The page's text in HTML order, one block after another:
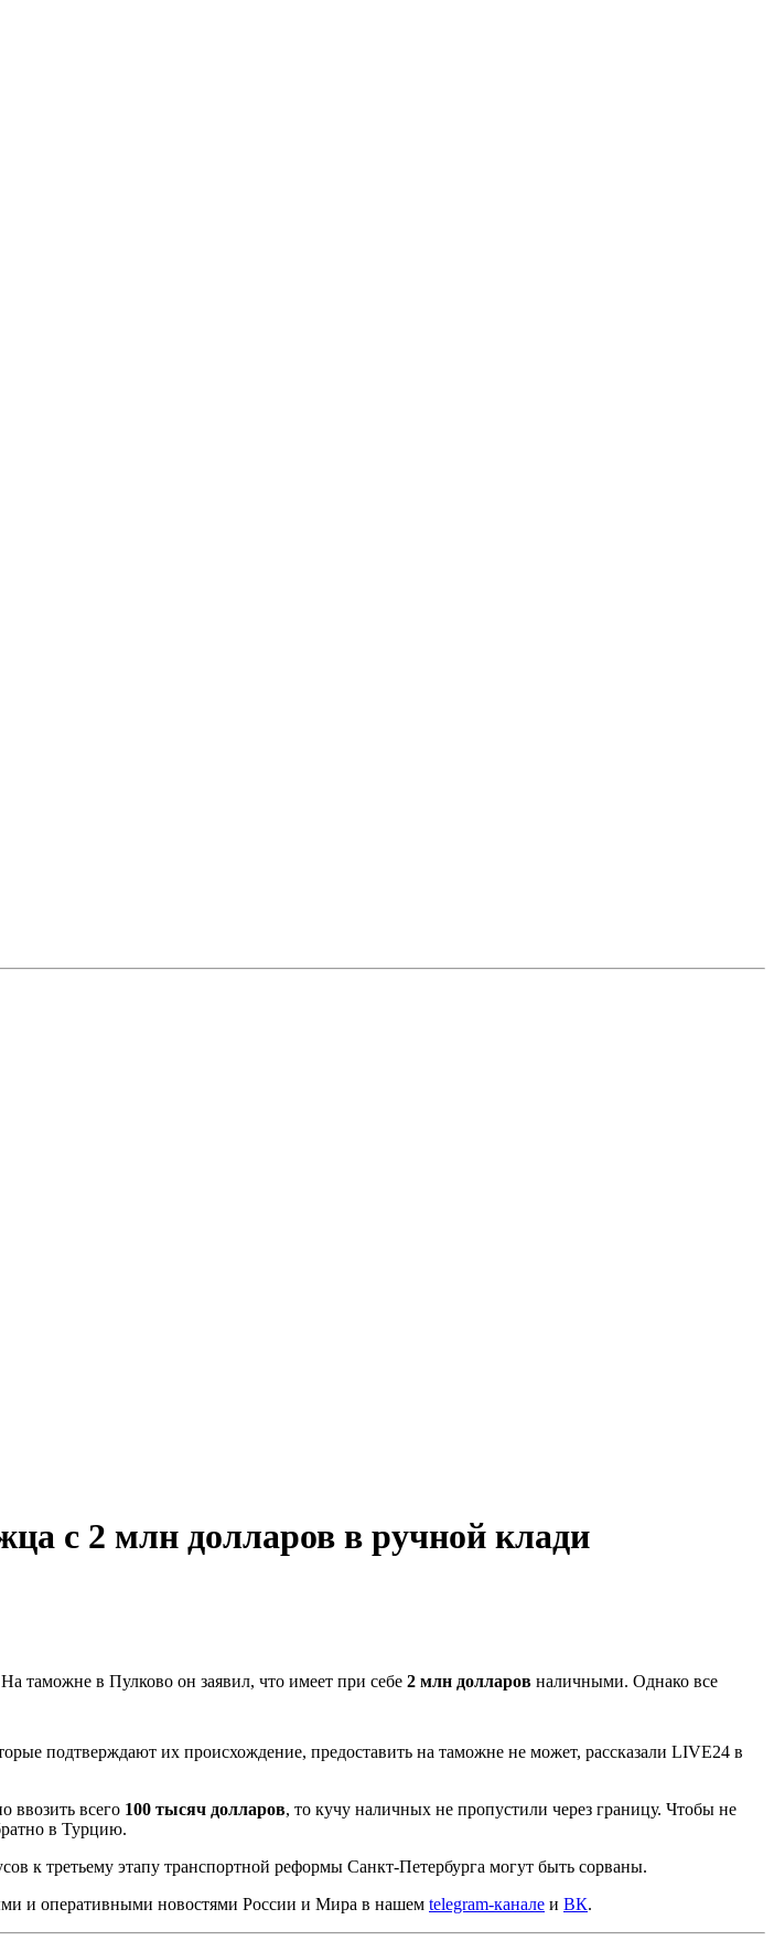
с 2 млн долларов в ручной клади
таможне в Пулково он заявил, что имеет при себе 2 млн долларов наличными. Однако все
подтверждают их происхождение, предоставить на таможне не может, рассказали LIVE24 в
ввозить всего 100 тысяч долларов, то кучу наличных не пропустили через границу. Чтобы не
в Турцию.
к третьему этапу транспортной реформы Санкт-Петербурга могут быть сорваны.
и оперативными новостями России и Мира в нашем telegram-канале и ВК.